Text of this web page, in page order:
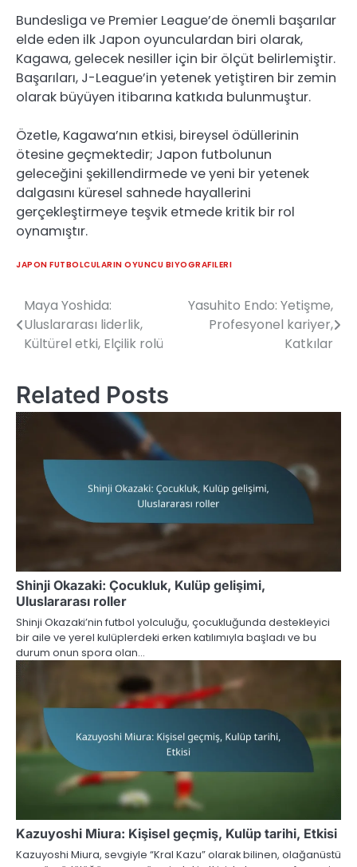
Bundesliga ve Premier League’de önemli başarılar
elde eden ilk Japon oyunculardan biri olarak,
Kagawa, gelecek nesiller için bir ölçüt belirlemiştir.
Başarıları, J-League’in yetenek yetiştiren bir zemin
olarak büyüyen itibarına katkıda bulunmuştur.
Özetle, Kagawa’nın etkisi, bireysel ödüllerinin
ötesine geçmektedir; Japon futbolunun
geleceğini şekillendirmede ve yeni bir yetenek
dalgasını küresel sahnede hayallerini
gerçekleştirmeye teşvik etmede kritik bir rol
oynamıştır.
JAPON FUTBOLCULARIN OYUNCU BIYOGRAFILERI
Post
navigation
Maya Yoshida:
Uluslararası liderlik,
Kültürel etki, Elçilik rolü
Yasuhito Endo: Yetişme,
Profesyonel kariyer,
Katkılar
Related Posts
Shinji Okazaki: Çocukluk, Kulüp gelişimi,
Uluslararası roller
Shinji Okazaki’nin futbol yolculuğu, çocukluğunda destekleyici
bir aile ve yerel kulüplerdeki erken katılımıyla başladı ve bu
durum onun spora olan…
Kazuyoshi Miura: Kişisel geçmiş, Kulüp tarihi, Etkisi
Kazuyoshi Miura, sevgiyle “Kral Kazu” olarak bilinen, olağanüstü